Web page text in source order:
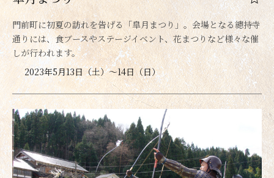
門前町に初夏の訪れを告げる「皐月まつり」。会場となる總持寺
通りには、食ブースやステージイベント、花まつりなど様々な催
しが行われます。
2023年5月13日（土）～14日（日）